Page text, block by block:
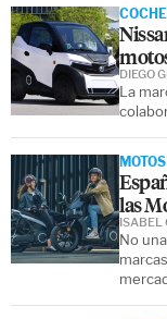
La
DIEGO
las
No
ISABEL